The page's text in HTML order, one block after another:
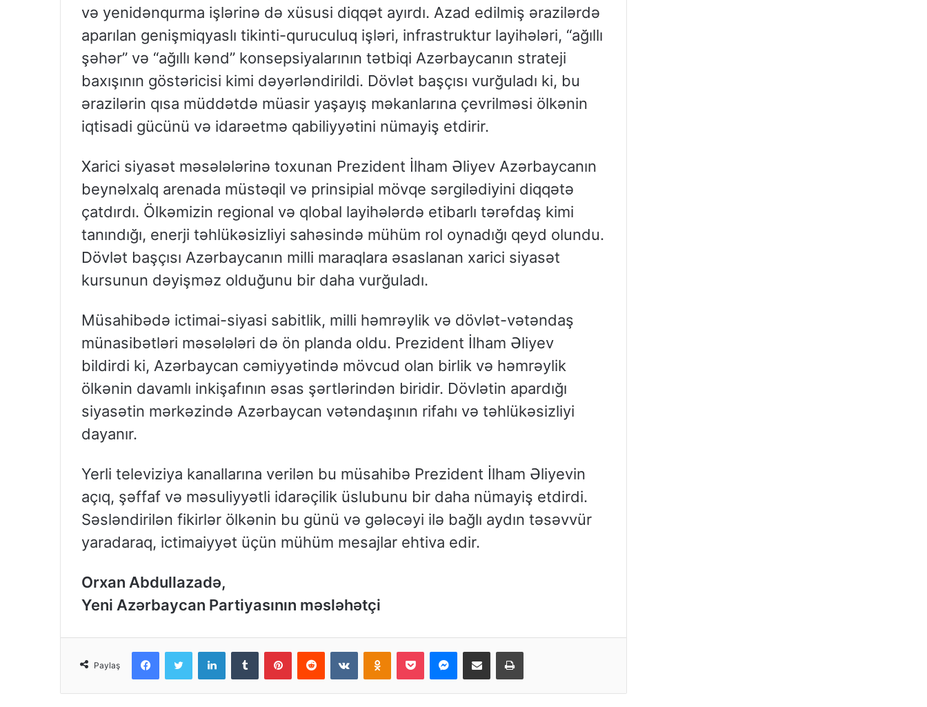
və yenidənqurma işlərinə də xüsusi diqqət ayırdı. Azad edilmiş ərazilərdə
aparılan genişmiqyaslı tikinti-quruculuq işləri, infrastruktur layihələri, “ağıllı
şəhər” və “ağıllı kənd” konsepsiyalarının tətbiqi Azərbaycanın strateji
baxışının göstəricisi kimi dəyərləndirildi. Dövlət başçısı vurğuladı ki, bu
ərazilərin qısa müddətdə müasir yaşayış məkanlarına çevrilməsi ölkənin
iqtisadi gücünü və idarəetmə qabiliyyətini nümayiş etdirir.
Xarici siyasət məsələlərinə toxunan Prezident İlham Əliyev Azərbaycanın
beynəlxalq arenada müstəqil və prinsipial mövqe sərgilədiyini diqqətə
çatdırdı. Ölkəmizin regional və qlobal layihələrdə etibarlı tərəfdaş kimi
tanındığı, enerji təhlükəsizliyi sahəsində mühüm rol oynadığı qeyd olundu.
Dövlət başçısı Azərbaycanın milli maraqlara əsaslanan xarici siyasət
kursunun dəyişməz olduğunu bir daha vurğuladı.
Müsahibədə ictimai-siyasi sabitlik, milli həmrəylik və dövlət-vətəndaş
münasibətləri məsələləri də ön planda oldu. Prezident İlham Əliyev
bildirdi ki, Azərbaycan cəmiyyətində mövcud olan birlik və həmrəylik
ölkənin davamlı inkişafının əsas şərtlərindən biridir. Dövlətin apardığı
siyasətin mərkəzində Azərbaycan vətəndaşının rifahı və təhlükəsizliyi
dayanır.
Yerli televiziya kanallarına verilən bu müsahibə Prezident İlham Əliyevin
açıq, şəffaf və məsuliyyətli idarəçilik üslubunu bir daha nümayiş etdirdi.
Səsləndirilən fikirlər ölkənin bu günü və gələcəyi ilə bağlı aydın təsəvvür
yaradaraq, ictimaiyyət üçün mühüm mesajlar ehtiva edir.
Orxan Abdullazadə,
Yeni Azərbaycan Partiyasının məsləhətçi
Paylaş